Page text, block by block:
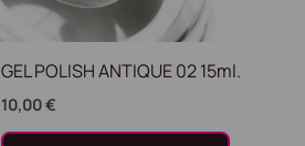
GEL POLISH ANTIQUE 02 15ml.
10,00€